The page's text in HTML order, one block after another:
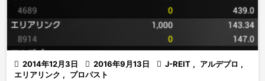
 2014年12月3日  2016年9月13日  J-REIT , アルデプロ ,
エリアリンク , プロパスト